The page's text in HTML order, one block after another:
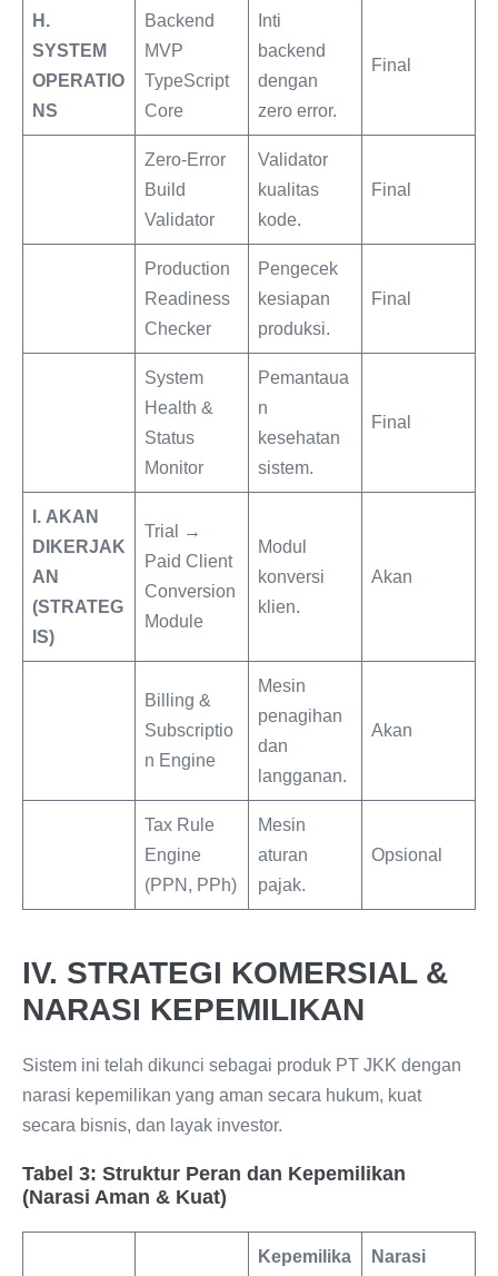
H.
SYSTEM
OPERATIO
NS
Backend
MVP
TypeScript
Core
Inti
backend
dengan
zero error.
Final
Zero-Error
Build
Validator
Validator
kualitas
kode.
Final
Production
Readiness
Checker
Pengecek
kesiapan
produksi.
Final
System
Health &
Status
Monitor
Pemantaua
n
kesehatan
sistem.
Final
I. AKAN
DIKERJAK
AN
(STRATEG
IS)
Trial →
Paid Client
Conversion
Module
Modul
konversi
klien.
Akan
Billing &
Subscriptio
n Engine
Mesin
penagihan
dan
langganan.
Akan
Tax Rule
Engine
(PPN, PPh)
Mesin
aturan
pajak.
Opsional
IV. STRATEGI KOMERSIAL &
NARASI KEPEMILIKAN
Sistem ini telah dikunci sebagai produk PT JKK dengan
narasi kepemilikan yang aman secara hukum, kuat
secara bisnis, dan layak investor.
Tabel 3: Struktur Peran dan Kepemilikan
(Narasi Aman & Kuat)
Kepemilika
Narasi